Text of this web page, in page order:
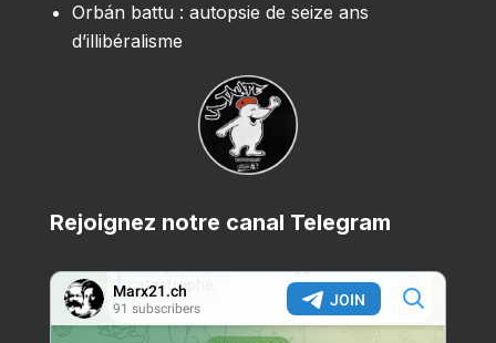
Orbán battu : autopsie de seize ans
d’illibéralisme
Rejoignez notre canal Telegram